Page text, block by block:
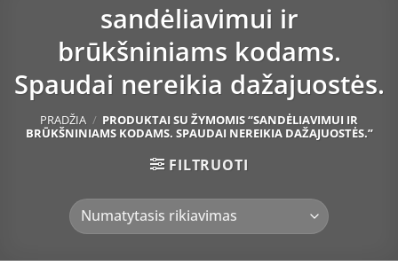
sandėliavimui ir
brūkšniniams kodams.
Spaudai nereikia dažajuostės.
PRADŽIA / PRODUKTAI SU ŽYMOMIS “SANDĖLIAVIMUI IR
BRŪKŠNINIAMS KODAMS. SPAUDAI NEREIKIA DAŽAJUOSTĖS.”
FILTRUOTI